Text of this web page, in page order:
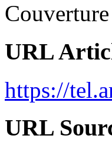
URL
https://
URL